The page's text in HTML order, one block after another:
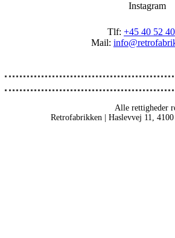
Instagram
Tlf: +45 40 52
Mail:
Alle rettigheder
Retrofabrikken | Haslevvej 11,